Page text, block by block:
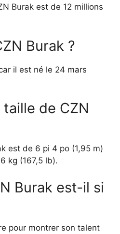
Burak est de 12 millions
Burak ?
il est né le 24 mars
de CZN
est de 6 pi 4 po (1,95 m)
kg (167,5 lb).
Burak est-il si
pour montrer son talent